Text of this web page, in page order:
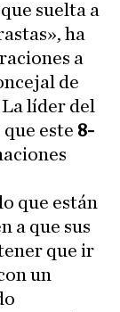
suelta a
ha
a
de
líder del
este 8-
que están
a que sus
que ir
un